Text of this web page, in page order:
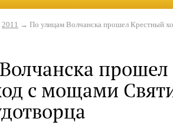
2011 → По улицам Волчанска прошел Крестный
прошел
с мощами